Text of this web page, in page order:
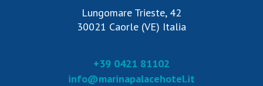
Lungomare Trieste, 42
30021 Caorle (VE) Italia
+39 0421 81102
info@marinapalacehotel.it